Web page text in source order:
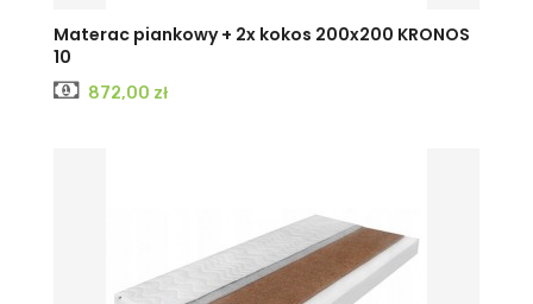
Materac piankowy + 2x kokos 200x200 KRONOS
10
Cena
872,00 zł